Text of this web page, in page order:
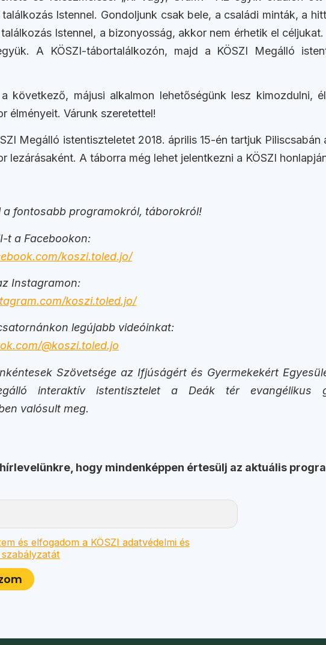
Istennel. Gondoljunk csak bele, a családi minták, a
Istennel, a bizonyosság, akkor nem érhetik el
A KÖSZI-tábortalálkozón, majd a KÖSZI Megálló
következő, májusi alkalmon lehetőségünk lesz kimozdulni,
élményeit. Várunk szeretettel!
Megálló istentiszteletet 2018. április 15-én tartjuk
lezárásaként. A táborra még lehet jelentkezni a KÖSZI
a fontosabb programokról, táborokról!
t a Facebookon:
koszi.toled.jo/
Instagramon:
koszi.toled.jo/
legújabb videóinkat:
@koszi.toled.jo
Szövetsége az Ifjúságért és Gyermekekért
interaktív istentisztelet a Deák tér evangélikus
valósult meg.
hogy mindenképpen értesülj az aktuális
és elfogadom a KÖSZI adatvédelmi és